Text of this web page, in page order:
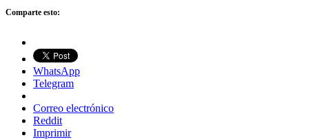
Comparte esto:
WhatsApp
Telegram
Correo electrónico
Reddit
Imprimir